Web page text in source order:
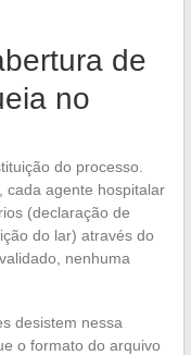
de
no
do processo.
cada agente hospitalar
(declaração de
do lar) através do
nenhuma
desistem nessa
o formato do arquivo